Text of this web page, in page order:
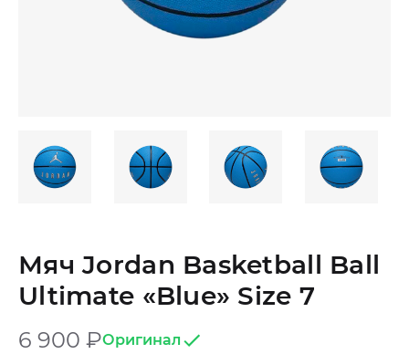
Мяч Jordan Basketball Ball
Ultimate «Blue» Size 7
6 900 ₽Оригинал